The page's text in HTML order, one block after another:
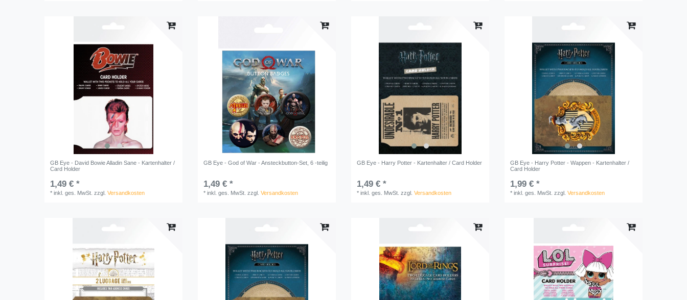
GB Eye - David Bowie Alladin Sane - Kartenhalter /
Card Holder
1,49 € *
*inkl. ges. MwSt. zzgl.Versandkosten
GB Eye - God of War - Ansteckbutton-Set, 6 -teilig
1,49 € *
*inkl. ges. MwSt. zzgl.Versandkosten
GB Eye - Harry Potter - Kartenhalter / Card Holder
1,49 € *
*inkl. ges. MwSt. zzgl.Versandkosten
GB Eye - Harry Potter - Wappen - Kartenhalter /
Card Holder
1,99 € *
*inkl. ges. MwSt. zzgl.Versandkosten